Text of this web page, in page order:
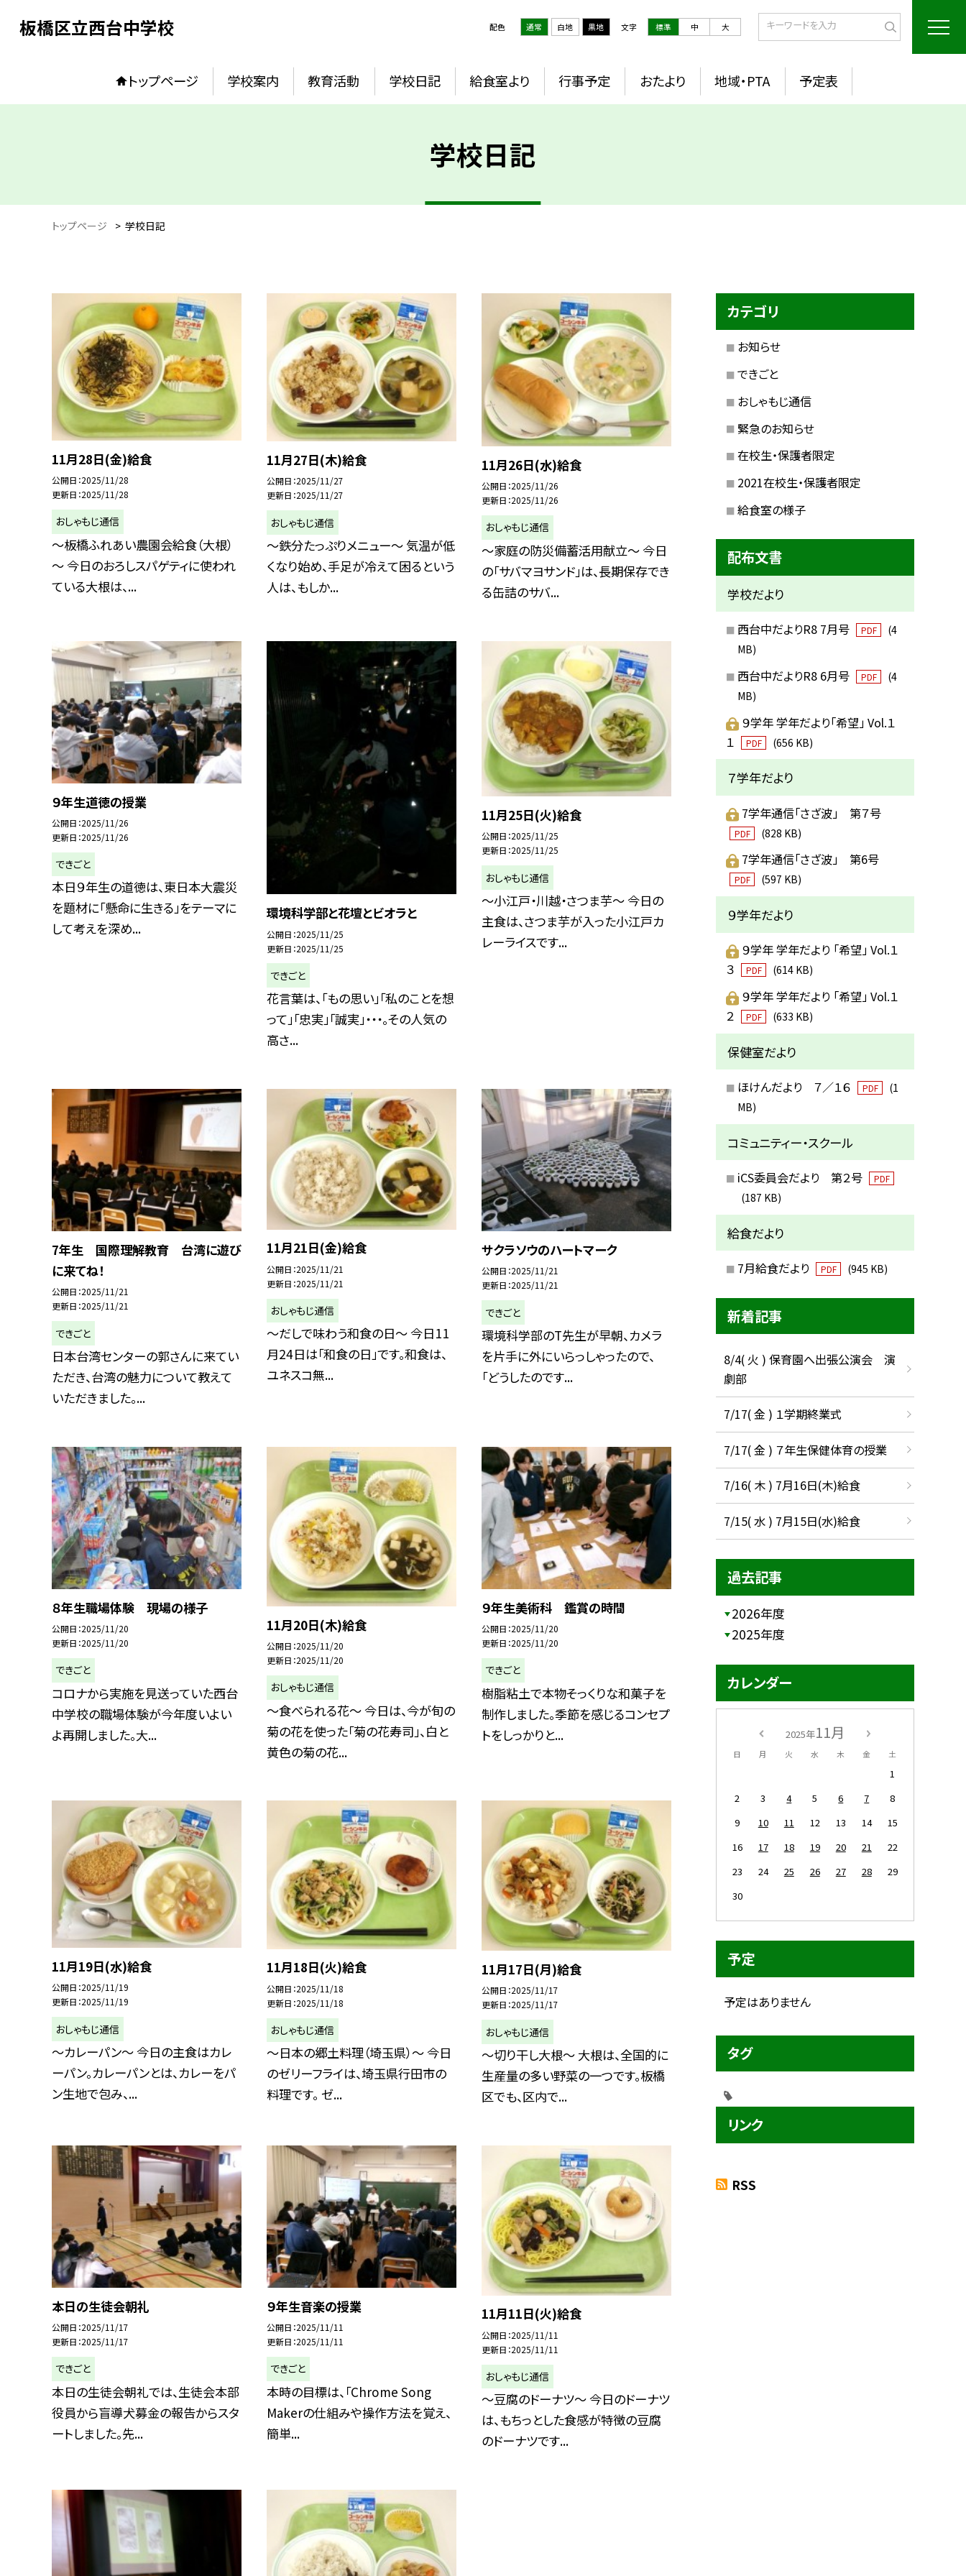
板橋区立西台中学校 配色 通常 白地 黒地 文字 標準 中 大
トップページ 学校案内 教育活動 学校日記 給食室より 行事予定 おたより 地域・PTA 予定表
学校日記
トップページ > 学校日記
11月28日(金)給食
公開日 2025/11/28
更新日 2025/11/28
おしゃもじ通信
～板橋ふれあい農園会給食（大根）
～ 今日のおろしスパゲティに使われ
ている大根は、...
11月27日(木)給食
公開日 2025/11/27
更新日 2025/11/27
おしゃもじ通信
～鉄分たっぷりメニュー～ 気温が低
くなり始め、手足が冷えて困るという
人は、もしか...
11月26日(水)給食
公開日 2025/11/26
更新日 2025/11/26
おしゃもじ通信
～家庭の防災備蓄活用献立～ 今日
の「サバマヨサンド」は、長期保存でき
る缶詰のサバ...
９年生道徳の授業
公開日 2025/11/26
更新日 2025/11/26
できごと
本日９年生の道徳は、東日本大震災
を題材に「懸命に生きる」をテーマに
して考えを深め...
環境科学部と花壇とビオラと
公開日 2025/11/25
更新日 2025/11/25
できごと
花言葉は、「もの思い」「私のことを想
って」「忠実」「誠実」・・・。その人気の
高さ...
11月25日(火)給食
公開日 2025/11/25
更新日 2025/11/25
おしゃもじ通信
～小江戸・川越・さつま芋～ 今日の
主食は、さつま芋が入った小江戸カ
レーライスです...
7年生 国際理解教育 台湾に遊び
に来てね！
公開日 2025/11/21
更新日 2025/11/21
できごと
日本台湾センターの郭さんに来てい
ただき、台湾の魅力について教えて
いただきました。...
11月21日(金)給食
公開日 2025/11/21
更新日 2025/11/21
おしゃもじ通信
～だしで味わう和食の日～ 今日11
月24日は「和食の日」です。和食は、
ユネスコ無...
サクラソウのハートマーク
公開日 2025/11/21
更新日 2025/11/21
できごと
環境科学部のT先生が早朝、カメラ
を片手に外にいらっしゃったので、
「どうしたのです...
８年生職場体験 現場の様子
公開日 2025/11/20
更新日 2025/11/20
できごと
コロナから実施を見送っていた西台
中学校の職場体験が今年度いよい
よ再開しました。大...
11月20日(木)給食
公開日 2025/11/20
更新日 2025/11/20
おしゃもじ通信
～食べられる花～ 今日は、今が旬の
菊の花を使った「菊の花寿司」、白と
黄色の菊の花...
９年生美術科 鑑賞の時間
公開日 2025/11/20
更新日 2025/11/20
できごと
樹脂粘土で本物そっくりな和菓子を
制作しました。季節を感じるコンセプ
トをしっかりと...
11月19日(水)給食
公開日 2025/11/19
更新日 2025/11/19
おしゃもじ通信
～カレーパン～ 今日の主食はカレ
ーパン。カレーパンとは、カレーをパ
ン生地で包み、...
11月18日(火)給食
公開日 2025/11/18
更新日 2025/11/18
おしゃもじ通信
～日本の郷土料理（埼玉県）～ 今日
のゼリーフライは、埼玉県行田市の
料理です。 ゼ...
11月17日(月)給食
公開日 2025/11/17
更新日 2025/11/17
おしゃもじ通信
～切り干し大根～ 大根は、全国的に
生産量の多い野菜の一つです。板橋
区でも、区内で...
本日の生徒会朝礼
公開日 2025/11/17
更新日 2025/11/17
できごと
本日の生徒会朝礼では、生徒会本部
役員から盲導犬募金の報告からスタ
ートしました。先...
９年生音楽の授業
公開日 2025/11/11
更新日 2025/11/11
できごと
本時の目標は、「Chrome Song
Makerの仕組みや操作方法を覚え、
簡単...
11月11日(火)給食
公開日 2025/11/11
更新日 2025/11/11
おしゃもじ通信
～豆腐のドーナツ～ 今日のドーナツ
は、もちっとした食感が特徴の豆腐
のドーナツです...
カテゴリ
お知らせ
できごと
おしゃもじ通信
緊急のお知らせ
在校生・保護者限定
2021在校生・保護者限定
給食室の様子
配布文書
学校だより
西台中だよりR8 7月号 PDF
(4
MB)
西台中だよりR8 6月号 PDF
(4
MB)
９学年 学年だより「希望」 Vol.１
１
PDF (656 KB)
７学年だより
7学年通信「さざ波」 第７号
PDF (828 KB)
7学年通信「さざ波」 第6号
PDF (597 KB)
９学年だより
９学年 学年だより 「希望」 Vol.１
３
PDF (614 KB)
９学年 学年だより 「希望」 Vol.１
２
PDF (633 KB)
保健室だより
ほけんだより ７／１６ PDF
(1
MB)
コミュニティー・スクール
iCS委員会だより 第２号 PDF
(187 KB)
給食だより
7月給食だより PDF (945 KB)
新着記事
8/4( 火 ) 保育園へ出張公演会 演
劇部
7/17( 金 ) １学期終業式
7/17( 金 ) ７年生保健体育の授業
7/16( 木 ) 7月16日(木)給食
7/15( 水 ) 7月15日(水)給食
過去記事
2026年度
2025年度
カレンダー
2025年11月
日 月 火 水 木 金 土
1
2
3 4 5 6 7
8
9
10 11 12 13 14
15
16
17 18 19 20 21
22
23
24 25 26 27 28
29
30
予定
予定はありません
タグ
リンク
RSS